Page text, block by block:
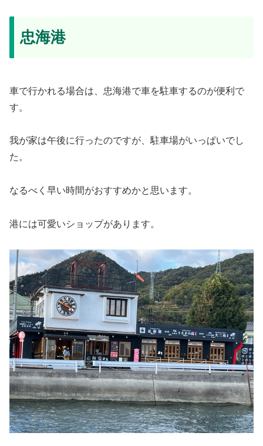
忠海港
車で行かれる場合は、忠海港で車を駐車するのが便利で
す。
我が家は午後に行ったのですが、駐車場がいっぱいでし
た。
なるべく早い時間がおすすめかと思います。
港には可愛いショップがあります。